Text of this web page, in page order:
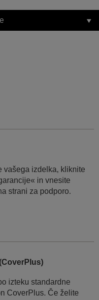
vašega izdelka, kliknite
in vnesite
strani za podporo.
izteku standardne
CoverPlus. Če želite